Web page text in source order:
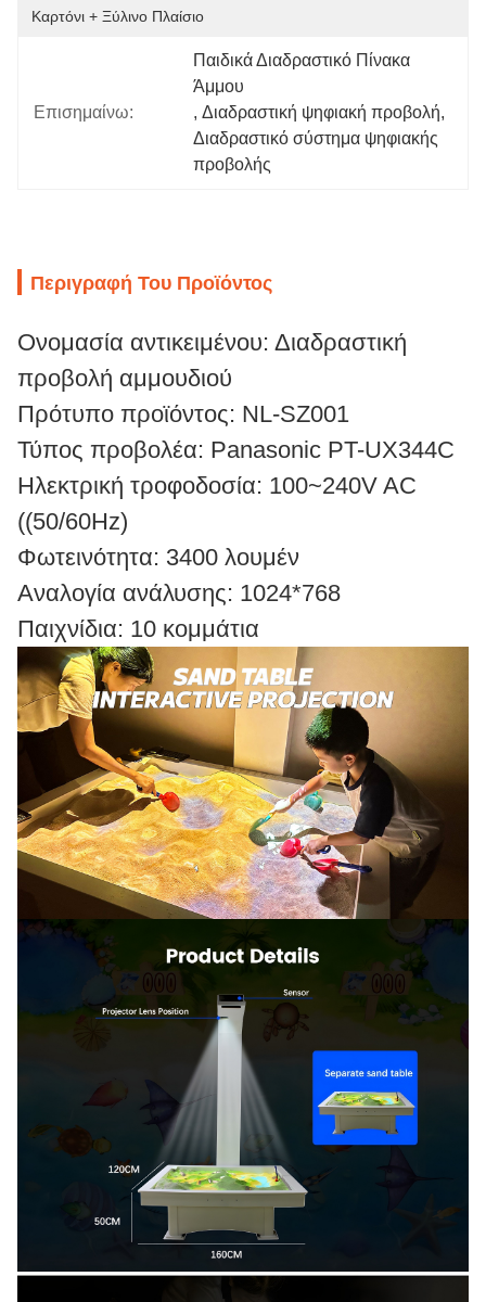
Καρτόνι + Ξύλινο Πλαίσιο
Επισημαίνω:
Παιδικά Διαδραστικό Πίνακα
Άμμου
, Διαδραστική ψηφιακή προβολή,
Διαδραστικό σύστημα ψηφιακής
προβολής
Περιγραφή Του Προϊόντος
Ονομασία αντικειμένου: Διαδραστική
προβολή αμμουδιού
Πρότυπο προϊόντος: NL-SZ001
Τύπος προβολέα: Panasonic PT-UX344C
Ηλεκτρική τροφοδοσία: 100~240V AC
((50/60Hz)
Φωτεινότητα: 3400 λουμέν
Αναλογία ανάλυσης: 1024*768
Παιχνίδια: 10 κομμάτια